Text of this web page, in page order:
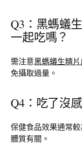
Q3：黑螞蟻
一起吃嗎？
需注意黑螞蟻生精
免攝取過量。
Q4：吃了沒
保健食品效果通常
體質有關。